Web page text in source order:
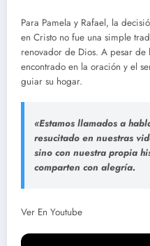
Para Pamela y Rafael, la
en Cristo no fue una simple
renovador de Dios. A pesar de
encontrado en la oración y el
guiar su hogar.
«Estamos llamados a
resucitado en nuestras
sino con nuestra propia
comparten con alegría.
Ver En Youtube